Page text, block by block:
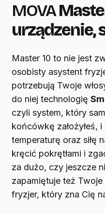
MOVA
urządzenie,
Master 10 to nie jest
osobisty asystent
potrzebują Twoje
do niej technologię
czyli system, który
końcówkę założyłeś,
temperaturę oraz siłę
kręcić pokrętłami i
za dużo, czy jeszcze
zapamiętuje też
fryzjer, który zna Cię